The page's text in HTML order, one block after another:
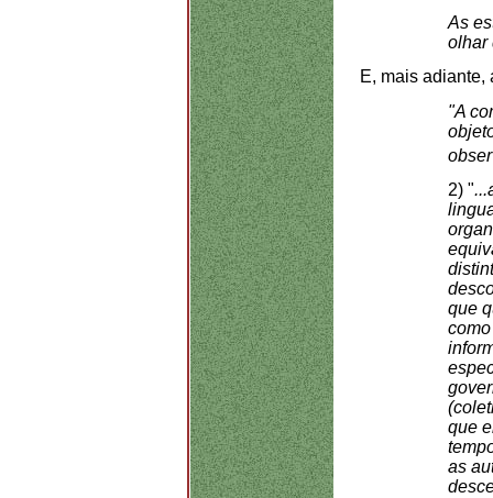
As
olhar
E, mais adiante,
"A
2) "
que
que
as